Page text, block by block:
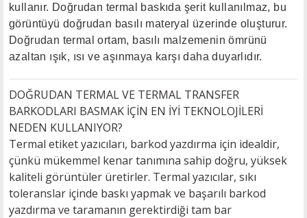
kullanır. Doğrudan termal baskıda şerit kullanılmaz, bu
görüntüyü doğrudan basılı materyal üzerinde oluşturur.
Doğrudan termal ortam, basılı malzemenin ömrünü
azaltan ışık, ısı ve aşınmaya karşı daha duyarlıdır.
DOĞRUDAN TERMAL VE TERMAL TRANSFER
BARKODLARI BASMAK İÇİN EN İYİ TEKNOLOJİLERİ
NEDEN KULLANIYOR?
Termal etiket yazıcıları, barkod yazdırma için idealdir,
çünkü mükemmel kenar tanımına sahip doğru, yüksek
kaliteli görüntüler üretirler. Termal yazıcılar, sıkı
toleranslar içinde baskı yapmak ve başarılı barkod
yazdırma ve taramanın gerektirdiği tam bar